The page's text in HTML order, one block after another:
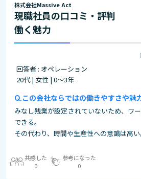
株式会社Massive Act
現職社員の口コミ・評判
働く魅力
回答者 : オペレーション
20代 | 女性 | 0～3年
この会社ならではの働きやすさや魅
みなし残業が設定されていないため、ワ
できる。
その代わり、時間や生産性への意識は高い
共感した
0
参考になった
0